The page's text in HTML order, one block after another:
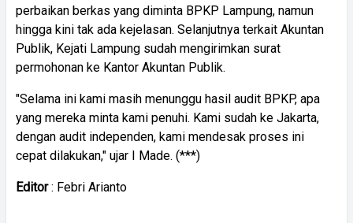
perbaikan berkas yang diminta BPKP Lampung, namun
hingga kini tak ada kejelasan. Selanjutnya terkait Akuntan
Publik, Kejati Lampung sudah mengirimkan surat
permohonan ke Kantor Akuntan Publik.
"Selama ini kami masih menunggu hasil audit BPKP, apa
yang mereka minta kami penuhi. Kami sudah ke Jakarta,
dengan audit independen, kami mendesak proses ini
cepat dilakukan," ujar I Made. (***)
Editor: Febri Arianto